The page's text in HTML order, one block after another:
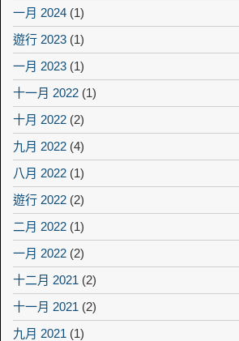
一月 2024 (1)
遊行 2023 (1)
一月 2023 (1)
十一月 2022 (1)
十月 2022 (2)
九月 2022 (4)
八月 2022 (1)
遊行 2022 (2)
二月 2022 (1)
一月 2022 (2)
十二月 2021 (2)
十一月 2021 (2)
九月 2021 (1)